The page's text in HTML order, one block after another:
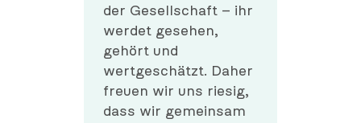
der Gesellschaft – ihr
werdet gesehen,
gehört und
wertgeschätzt. Daher
freuen wir uns riesig,
dass wir gemeinsam